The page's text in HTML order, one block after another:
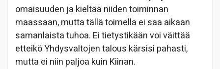
omaisuuden ja kieltää niiden toiminnan
maassaan, mutta tällä toimella ei saa aikaan
samanlaista tuhoa. Ei tietystikään voi väittää
etteikö Yhdysvaltojen talous kärsisi pahasti,
mutta ei niin paljoa kuin Kiinan.